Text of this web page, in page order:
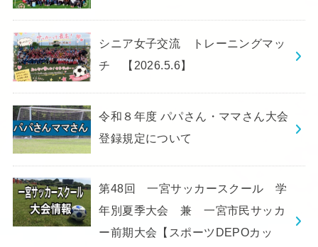
シニア女子交流 トレーニングマッ
チ 【2026.5.6】
令和８年度 パパさん・ママさん大会
登録規定について
第48回 一宮サッカースクール 学
年別夏季大会 兼 一宮市民サッカ
ー前期大会【スポーツDEPOカッ